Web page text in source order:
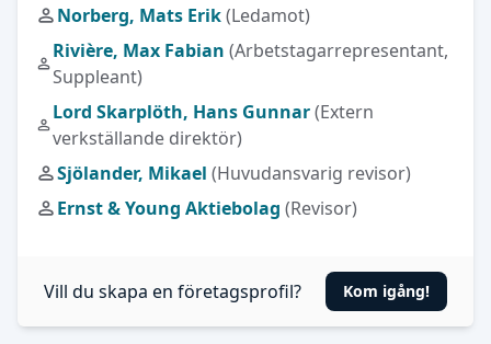
Norberg, Mats Erik(Ledamot)
Rivière, Max Fabian (Arbetstagarrepresentant,
Suppleant)
Lord Skarplöth, Hans Gunnar(Extern
verkställande direktör)
Sjölander, Mikael (Huvudansvarig revisor)
Ernst & Young Aktiebolag (Revisor)
Vill du skapa en företagsprofil? Kom igång!